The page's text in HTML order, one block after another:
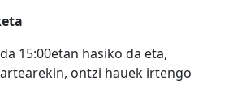
15:00etan hasiko da eta,
ontzi hauek irtengo